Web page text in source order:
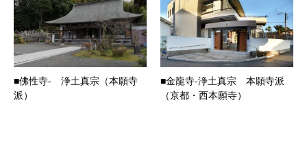
■佛性寺- 浄土真宗（本願寺
派）
■金龍寺-浄土真宗 本願寺派
（京都・西本願寺）